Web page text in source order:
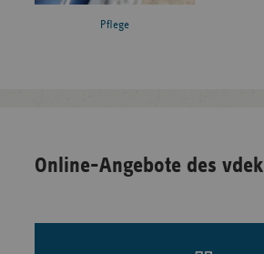
Pflege
Online-Angebote des vdek